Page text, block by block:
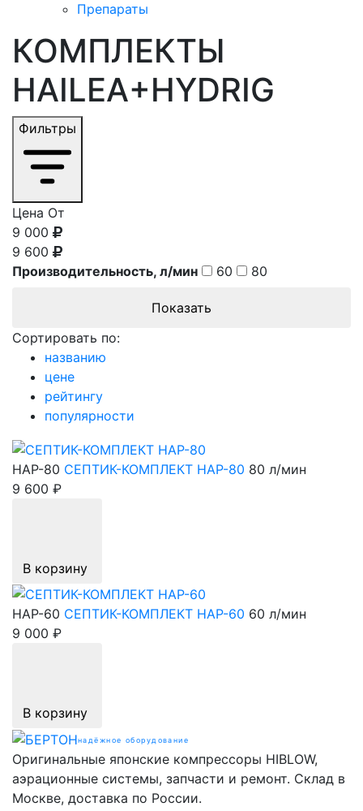
Препараты
КОМПЛЕКТЫ
HAILEA+HYDRIG
Фильтры
Цена От
9 000
9 600
Производительность, л/мин
60 80
Сортировать по:
названию
цене
рейтингу
популярности
HAP-80 СЕПТИК-КОМПЛЕКТ HAP-80 80 л/мин
9 600 ₽
В корзину
HAP-60 СЕПТИК-КОМПЛЕКТ HAP-60 60 л/мин
9 000 ₽
В корзину
надёжное оборудование
Оригинальные японские компрессоры HIBLOW,
аэрационные системы, запчасти и ремонт. Склад в
Москве, доставка по России.